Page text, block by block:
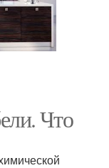
Что